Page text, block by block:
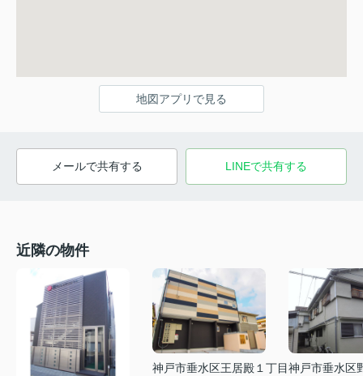
地図アプリで見る
メールで共有する LINEで共有する
近隣の物件
神戸市垂水区王居殿１丁目神戸市垂水区